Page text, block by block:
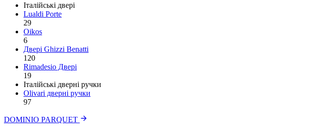
Італійські двері
Lualdi Porte
29
Oikos
6
Двері Ghizzi Benatti
120
Rimadesio Двері
19
Італійські дверні ручки
Olivari дверні ручки
97
DOMINIO PARQUET